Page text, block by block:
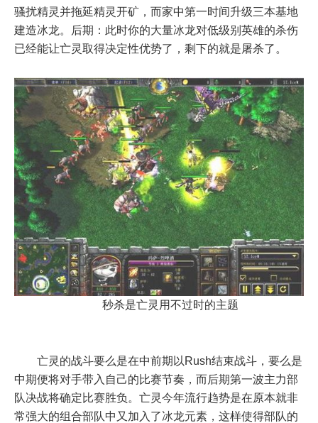
骚扰精灵并拖延精灵开矿，而家中第一时间升级三本基地
建造冰龙。后期：此时你的大量冰龙对低级别英雄的杀伤
已经能让亡灵取得决定性优势了，剩下的就是屠杀了。
秒杀是亡灵用不过时的主题
亡灵的战斗要么是在中前期以Rush结束战斗，要么是
中期便将对手带入自己的比赛节奏，而后期第一波主力部
队决战将确定比赛胜负。亡灵今年流行趋势是在原本就非
常强大的组合部队中又加入了冰龙元素，这样使得部队的